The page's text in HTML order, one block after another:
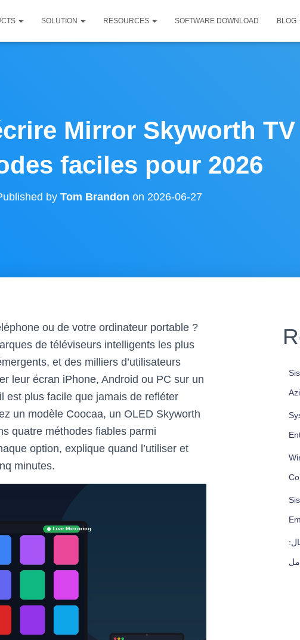
SOLUTION RESOURCES SOFTWARE DOWNLOAD BLOG
Mirror Skyworth
faciles pour 2026
by Tom Brandon on 2026-06-27
ou de votre ordinateur portable ?
de téléviseurs intelligents les plus
et des milliers d’utilisateurs
leur écran iPhone, Android ou PC sur un
est plus facile que jamais de refléter
un modèle Coocaa, un OLED Skyworth
quatre méthodes fiables parmi
option, explique quand l’utiliser et
minutes.